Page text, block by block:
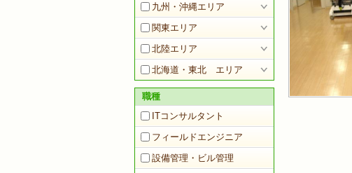
九州・沖縄エリア
関東エリア
北陸エリア
北海道・東北 エリア
職種
ITコンサルタント
フィールドエンジニア
設備管理・ビル管理